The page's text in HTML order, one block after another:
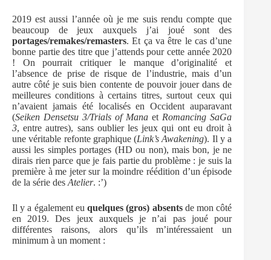
2019 est aussi l’année où je me suis rendu compte que
beaucoup de jeux auxquels j’ai joué sont des
portages/remakes/remasters. Et ça va être le cas d’une
bonne partie des titre que j’attends pour cette année 2020
! On pourrait critiquer le manque d’originalité et
l’absence de prise de risque de l’industrie, mais d’un
autre côté je suis bien contente de pouvoir jouer dans de
meilleures conditions à certains titres, surtout ceux qui
n’avaient jamais été localisés en Occident auparavant
(Seiken Densetsu 3/Trials of Mana etRomancing SaGa
3, entre autres), sans oublier les jeux qui ont eu droit à
une véritable refonte graphique (Link’s Awakening). Il y a
aussi les simples portages (HD ou non), mais bon, je ne
dirais rien parce que je fais partie du problème : je suis la
première à me jeter sur la moindre réédition d’un épisode
de la série desAtelier. :’)
Il y a également euquelques (gros) absentsde mon côté
en 2019. Des jeux auxquels je n’ai pas joué pour
différentes raisons, alors qu’ils m’intéressaient un
minimum à un moment :